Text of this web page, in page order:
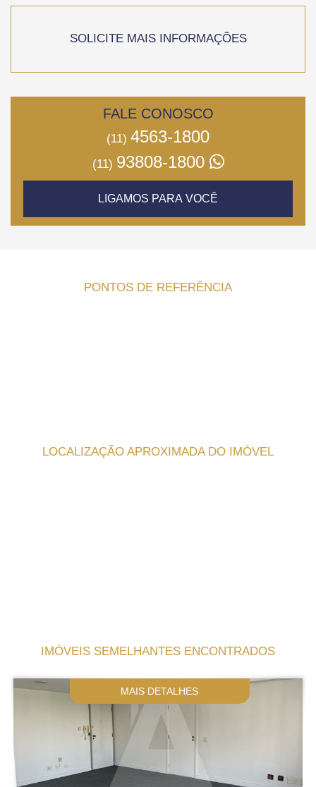
SOLICITE MAIS INFORMAÇÕES
FALE CONOSCO
(11) 4563-1800
(11) 93808-1800
LIGAMOS PARA VOCÊ
PONTOS DE REFERÊNCIA
LOCALIZAÇÃO APROXIMADA DO IMÓVEL
IMÓVEIS SEMELHANTES ENCONTRADOS
MAIS DETALHES